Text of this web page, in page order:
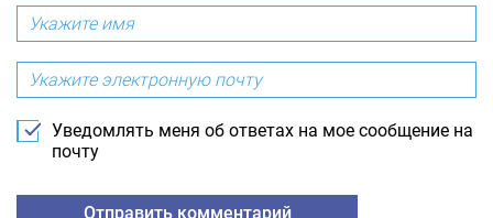
Уведомлять меня об ответах на мое сообщение на
почту